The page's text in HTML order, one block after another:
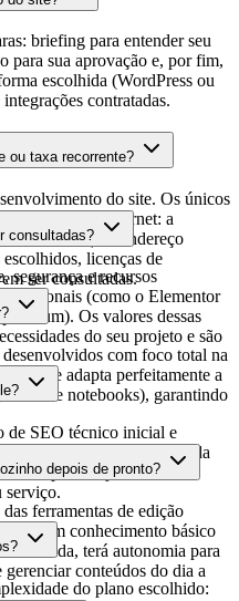
briefing para entender seu
para sua aprovação e, por fim,
escolhida (WordPress ou
contratadas.
ou taxa recorrente?
do site. Os únicos
padrões da internet: a
domínio (seu endereço
licenças de
ser consultadas.
consultadas?
segurança e recursos
(como o Elementor
Os valores dessas
do seu projeto e são
com foco total na
se adapta perfeitamente a
e notebooks), garantindo
de SEO técnico inicial e
estruturamos o código da
empresa seja encontrada
serviço.
depois de pronto?
ferramentas de edição
um conhecimento básico
utilizada, terá autonomia para
conteúdos do dia a
do plano escolhido: